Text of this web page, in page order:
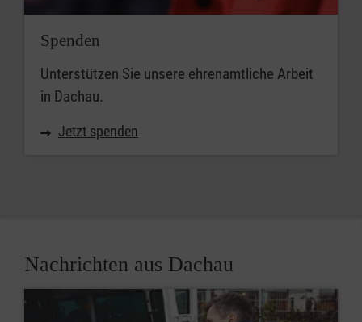
Spenden
Unterstützen Sie unsere ehrenamtliche Arbeit
in Dachau.
Jetzt spenden
Nachrichten aus Dachau